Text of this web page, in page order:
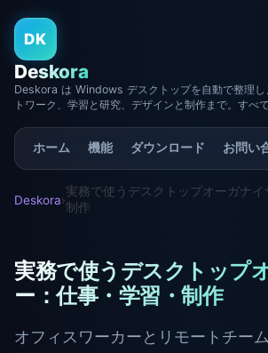
DK
Deskora
Deskora は Windows デスクトップを自動で整理し
トワーク、学習と研究、デザインと制作まで。すべ
ホーム 機能 ダウンロード お問い
Deskora›
実務で使うデスクトップオーガナイ
制作
実務で使うデスクトップ
ー：仕事・学習・制作
オフィスワーカーとリモートチー